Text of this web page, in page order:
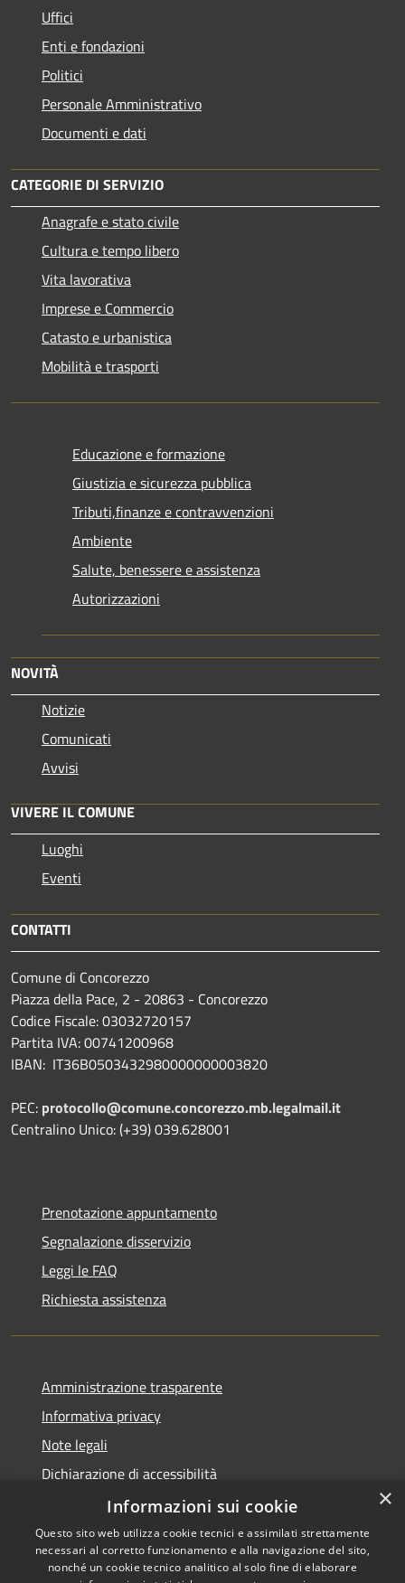
Uffici
Enti e fondazioni
Politici
Personale Amministrativo
Documenti e dati
CATEGORIE DI SERVIZIO
Anagrafe e stato civile
Cultura e tempo libero
Vita lavorativa
Imprese e Commercio
Catasto e urbanistica
Mobilità e trasporti
Educazione e formazione
Giustizia e sicurezza pubblica
Tributi,finanze e contravvenzioni
Ambiente
Salute, benessere e assistenza
Autorizzazioni
NOVITÀ
Notizie
Comunicati
Avvisi
VIVERE IL COMUNE
Luoghi
Eventi
CONTATTI
Comune di Concorezzo
Piazza della Pace, 2 - 20863 - Concorezzo
Codice Fiscale: 03032720157
Partita IVA: 00741200968
IBAN: IT36B0503432980000000003820
PEC: protocollo@comune.concorezzo.mb.legalmail.it
Centralino Unico: (+39) 039.628001
Prenotazione appuntamento
Segnalazione disservizio
Leggi le FAQ
Richiesta assistenza
Amministrazione trasparente
Informativa privacy
Note legali
Dichiarazione di accessibilità
Whistleblowing
×
Informazioni sui cookie
Questo sito web utilizza cookie tecnici e assimilati strettamente
necessari al corretto funzionamento e alla navigazione del sito,
nonché un cookie tecnico analitico al solo fine di elaborare